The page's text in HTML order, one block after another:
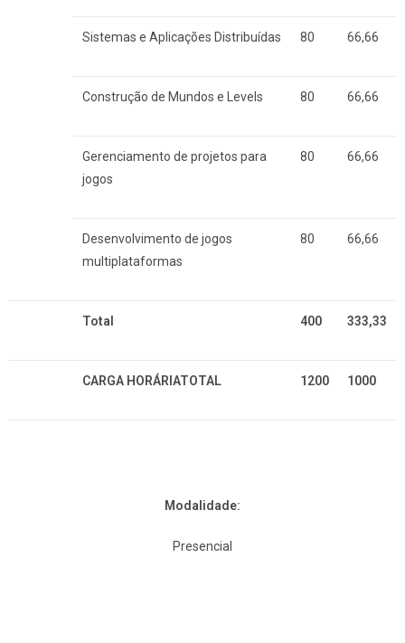
Sistemas e Aplicações Distribuídas 80 66,66
Construção de Mundos e Levels 80 66,66
Gerenciamento de projetos para
jogos
80 66,66
Desenvolvimento de jogos
multiplataformas
80 66,66
Total 400 333,33
CARGA HORÁRIATOTAL 1200 1000
Modalidade:
Presencial